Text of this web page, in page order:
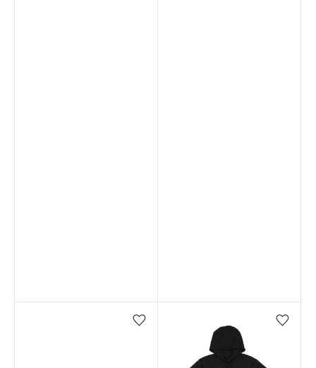
Favorilere ekle/çıkar Favorilere ekle/çıkar